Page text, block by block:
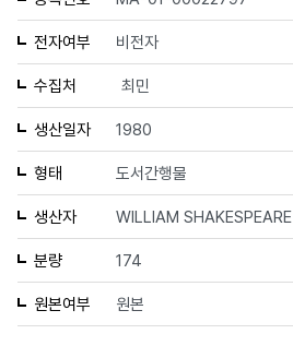
전자여부 비전자
수집처 최민
생산일자 1980
형태 도서간행물
생산자 WILLIAM SHAKESPEARE
분량 174
원본여부 원본